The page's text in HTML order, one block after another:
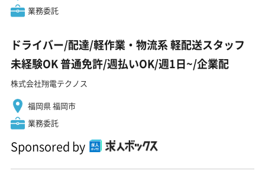
業務委託
ドライバー/配達/軽作業・物流系 軽配送スタッフ
未経験OK 普通免許/週払いOK/週1日~/企業配
株式会社翔電テクノス
福岡県 福岡市
業務委託
Sponsored by